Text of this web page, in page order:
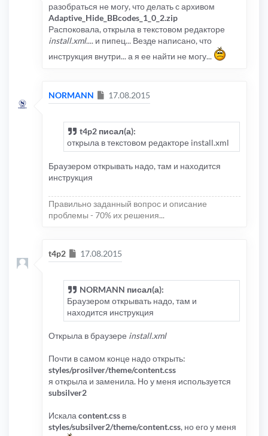
разобраться не могу, что делать с архивом
Adaptive_Hide_BBcodes_1_0_2.zip
Распоковала, открыла в текстовом редакторе
install.xml.... и пипец... Везде написано, что
инструкция внутри... а я ее найти не могу...
NORMANN Сообщение
17.08.2015
t4p2 писал(а):
открыла в текстовом редакторе install.xml
Браузером открывать надо, там и находится
инструкция
Правильно заданный вопрос и описание
проблемы - 70% их решения...
t4p2 Сообщение
17.08.2015
NORMANN писал(а):
Браузером открывать надо, там и
находится инструкция
Открыла в браузере install.xml
Почти в самом конце надо открыть:
styles/prosilver/theme/content.css
я открыла и заменила. Но у меня используется
subsilver2
Искала content.css в
styles/subsilver2/theme/content.css, но его у меня